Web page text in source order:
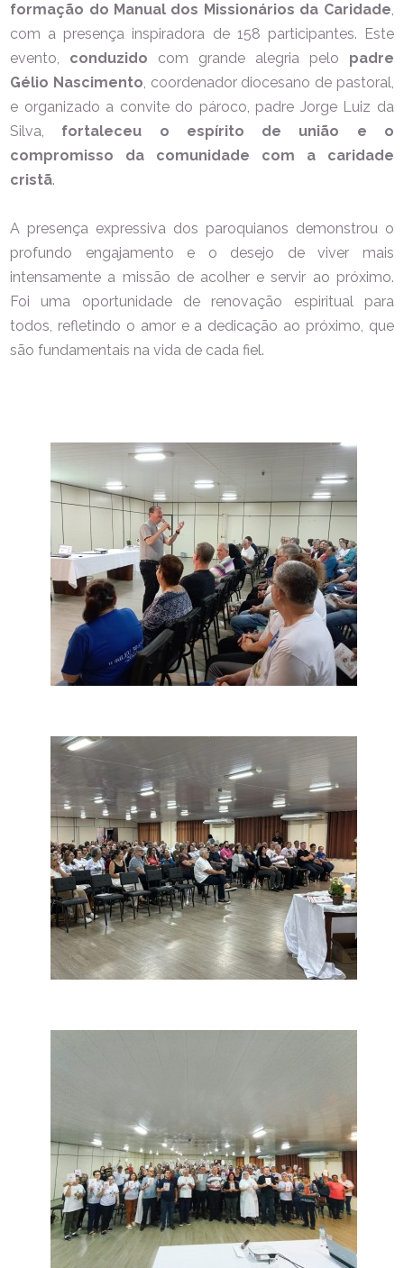
formação do Manual dos Missionários da Caridade,
com a presença inspiradora de 158 participantes. Este
evento, conduzido com grande alegria pelo padre
Gélio Nascimento, coordenador diocesano de pastoral,
e organizado a convite do pároco, padre Jorge Luiz da
Silva, fortaleceu o espírito de união e o
compromisso da comunidade com a caridade
cristã.
A presença expressiva dos paroquianos demonstrou o
profundo engajamento e o desejo de viver mais
intensamente a missão de acolher e servir ao próximo.
Foi uma oportunidade de renovação espiritual para
todos, refletindo o amor e a dedicação ao próximo, que
são fundamentais na vida de cada fiel.